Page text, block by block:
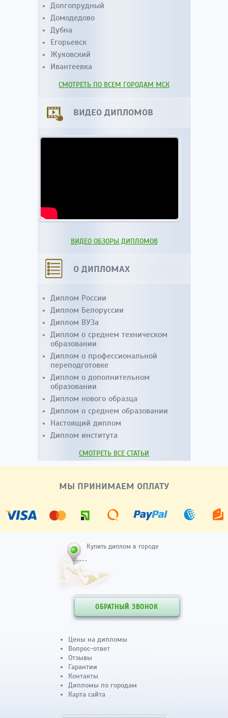
Долгопрудный
Домодедово
Дубна
Егорьевск
Жуковский
Ивантеевка
СМОТРЕТЬ ПО ВСЕМ ГОРОДАМ МСК
ВИДЕО ДИПЛОМОВ
ВИДЕО ОБЗОРЫ ДИПЛОМОВ
О ДИПЛОМАХ
Диплом России
Диплом Белоруссии
Диплом ВУЗа
Диплом о среднем техническом
образовании
Диплом о профессиональной
переподготовке
Диплом о дополнительном
образовании
Диплом нового образца
Диплом о среднем образовании
Настоящий диплом
Диплом института
СМОТРЕТЬ ВСЕ СТАТЬИ
МЫ ПРИНИМАЕМ ОПЛАТУ
Купить диплом в городе
ОБРАТНЫЙ ЗВОНОК
Цены на дипломы
Вопрос-ответ
Отзывы
Гарантии
Контакты
Дипломы по городам
Карта сайта